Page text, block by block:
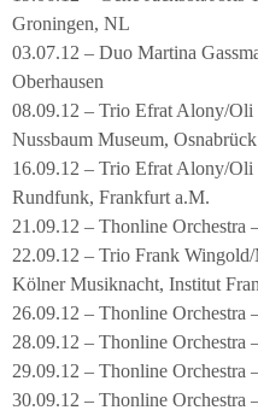
Groningen, NL
03.07.12 – Duo Martina
Oberhausen
08.09.12 – Trio Efrat Alony/
Nussbaum Museum, Osnabrück
16.09.12 – Trio Efrat Alony/
Rundfunk, Frankfurt a.M.
21.09.12 – Thonline
22.09.12 – Trio Frank
Kölner Musiknacht, Institut
26.09.12 – Thonline Orchestra
28.09.12 – Thonline Orchestra
29.09.12 – Thonline Orchestra
30.09.12 – Thonline Orchestra